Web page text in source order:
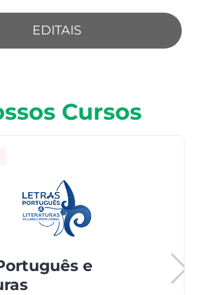
EDITAIS
Cursos
e